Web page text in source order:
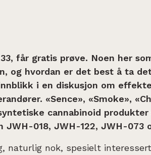
får gratis prøve. Noen her
og hvordan er det best å ta
i en diskusjon om
«Sence», «Smoke»,
cannabinoid
JWH-018, JWH-122, JWH-073
naturlig nok, spesielt